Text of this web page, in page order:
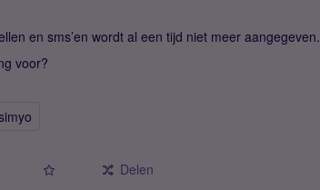
en sms’en wordt al een tijd niet meer aangegeven.
voor?
Delen